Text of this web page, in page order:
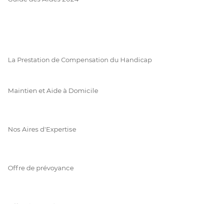
La Prestation de Compensation du Handicap
Maintien et Aide à Domicile
Nos Aires d'Expertise
Offre de prévoyance